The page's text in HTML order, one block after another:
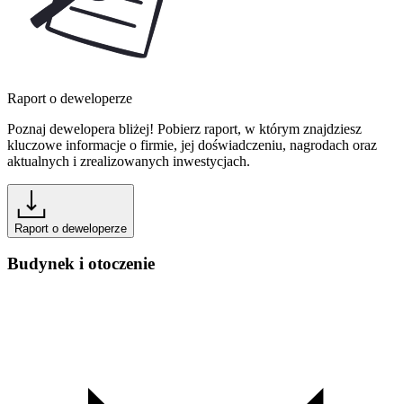
Raport o deweloperze
Poznaj dewelopera bliżej! Pobierz raport, w którym znajdziesz
kluczowe informacje o firmie, jej doświadczeniu, nagrodach oraz
aktualnych i zrealizowanych inwestycjach.
Raport o deweloperze
Budynek i otoczenie